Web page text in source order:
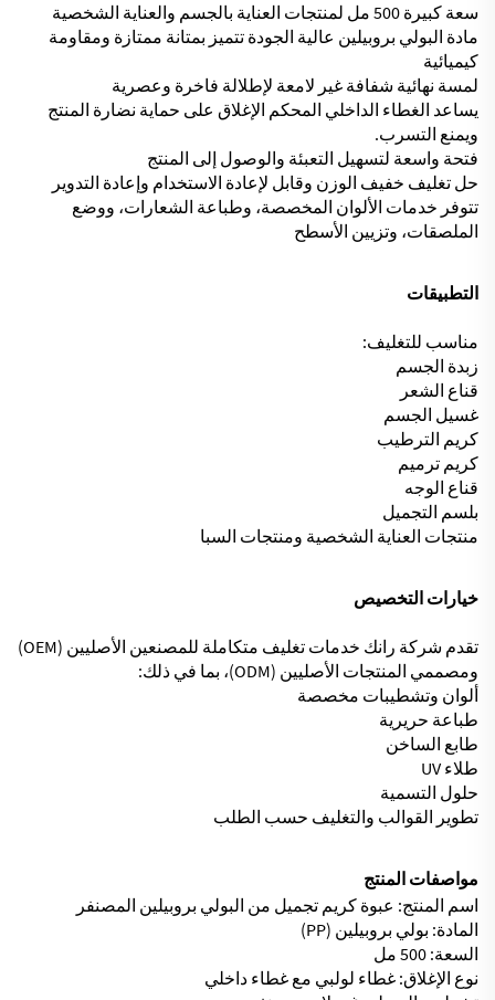
سعة كبيرة 500 مل لمنتجات العناية بالجسم والعناية الشخصية
مادة البولي بروبيلين عالية الجودة تتميز بمتانة ممتازة ومقاومة
كيميائية
لمسة نهائية شفافة غير لامعة لإطلالة فاخرة وعصرية
يساعد الغطاء الداخلي المحكم الإغلاق على حماية نضارة المنتج
ويمنع التسرب.
فتحة واسعة لتسهيل التعبئة والوصول إلى المنتج
حل تغليف خفيف الوزن وقابل لإعادة الاستخدام وإعادة التدوير
تتوفر خدمات الألوان المخصصة، وطباعة الشعارات، ووضع
الملصقات، وتزيين الأسطح
التطبيقات
مناسب للتغليف:
زبدة الجسم
قناع الشعر
غسيل الجسم
كريم الترطيب
كريم ترميم
قناع الوجه
بلسم التجميل
منتجات العناية الشخصية ومنتجات السبا
خيارات التخصيص
تقدم شركة رانك خدمات تغليف متكاملة للمصنعين الأصليين (OEM)
ومصممي المنتجات الأصليين (ODM)، بما في ذلك:
ألوان وتشطيبات مخصصة
طباعة حريرية
طابع الساخن
طلاء UV
حلول التسمية
تطوير القوالب والتغليف حسب الطلب
مواصفات المنتج
اسم المنتج: عبوة كريم تجميل من البولي بروبيلين المصنفر
المادة: بولي بروبيلين (PP)
السعة: 500 مل
نوع الإغلاق: غطاء لولبي مع غطاء داخلي